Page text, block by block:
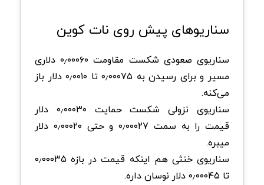
سناریوهای پیش روی نات کوین
سناریوی صعودی شکست مقاومت ۰٫۰۰۰۶۰ دلاری
مسیر و برای رسیدن به ۰٫۰۰۰۷۵ تا ۰٫۰۰۱۰ دلار باز
می‌کنه.
سناریوی نزولی شکست حمایت ۰٫۰۰۰۳۰ دلار
قیمت را به سمت ۰٫۰۰۰۲۷ و حتی ۰٫۰۰۰۲۰ دلار
میبره.
سناریوی خنثی هم اینکه قیمت در بازه ۰٫۰۰۰۳۵
تا ۰٫۰۰۰۴۵ دلار نوسان داره.